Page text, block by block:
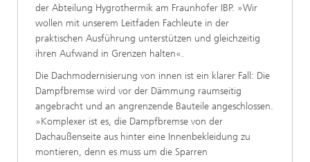
der Abteilung Hygrothermik am Fraunhofer IBP. »Wir
wollen mit unserem Leitfaden Fachleute in der
praktischen Ausführung unterstützen und gleichzeitig
ihren Aufwand in Grenzen halten«.
Die Dachmodernisierung von innen ist ein klarer Fall: Die
Dampfbremse wird vor der Dämmung raumseitig
angebracht und an angrenzende Bauteile angeschlossen.
»Komplexer ist es, die Dampfbremse von der
Dachaußenseite aus hinter eine Innenbekleidung zu
montieren, denn es muss um die Sparren